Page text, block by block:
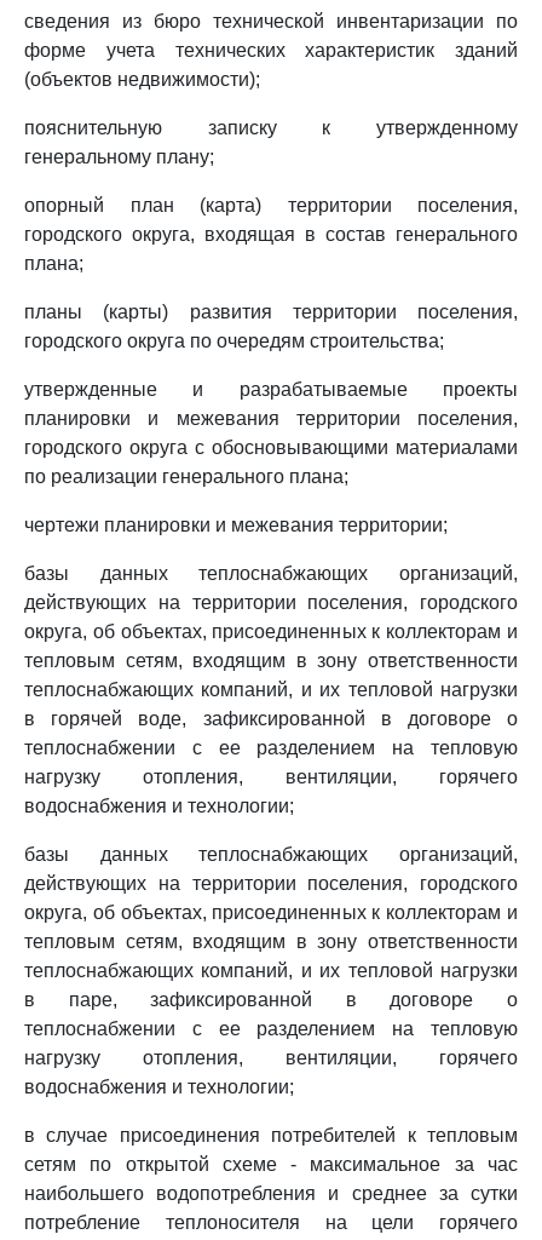
сведения из бюро технической инвентаризации по
форме учета технических характеристик зданий
(объектов недвижимости);
пояснительную записку к утвержденному
генеральному плану;
опорный план (карта) территории поселения,
городского округа, входящая в состав генерального
плана;
планы (карты) развития территории поселения,
городского округа по очередям строительства;
утвержденные и разрабатываемые проекты
планировки и межевания территории поселения,
городского округа с обосновывающими материалами
по реализации генерального плана;
чертежи планировки и межевания территории;
базы данных теплоснабжающих организаций,
действующих на территории поселения, городского
округа, об объектах, присоединенных к коллекторам и
тепловым сетям, входящим в зону ответственности
теплоснабжающих компаний, и их тепловой нагрузки
в горячей воде, зафиксированной в договоре о
теплоснабжении с ее разделением на тепловую
нагрузку отопления, вентиляции, горячего
водоснабжения и технологии;
базы данных теплоснабжающих организаций,
действующих на территории поселения, городского
округа, об объектах, присоединенных к коллекторам и
тепловым сетям, входящим в зону ответственности
теплоснабжающих компаний, и их тепловой нагрузки
в паре, зафиксированной в договоре о
теплоснабжении с ее разделением на тепловую
нагрузку отопления, вентиляции, горячего
водоснабжения и технологии;
в случае присоединения потребителей к тепловым
сетям по открытой схеме - максимальное за час
наибольшего водопотребления и среднее за сутки
потребление теплоносителя на цели горячего